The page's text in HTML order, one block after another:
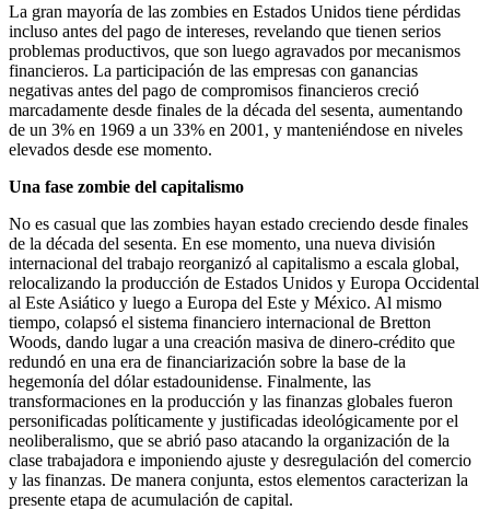
La gran mayoría de las zombies en Estados Unidos tiene pérdidas
incluso antes del pago de intereses, revelando que tienen serios
problemas productivos, que son luego agravados por mecanismos
financieros. La participación de las empresas con ganancias
negativas antes del pago de compromisos financieros creció
marcadamente desde finales de la década del sesenta, aumentando
de un 3% en 1969 a un 33% en 2001, y manteniéndose en niveles
elevados desde ese momento.
Una fase zombie del capitalismo
No es casual que las zombies hayan estado creciendo desde finales
de la década del sesenta. En ese momento, una nueva división
internacional del trabajo reorganizó al capitalismo a escala global,
relocalizando la producción de Estados Unidos y Europa Occidental
al Este Asiático y luego a Europa del Este y México. Al mismo
tiempo, colapsó el sistema financiero internacional de Bretton
Woods, dando lugar a una creación masiva de dinero-crédito que
redundó en una era de financiarización sobre la base de la
hegemonía del dólar estadounidense. Finalmente, las
transformaciones en la producción y las finanzas globales fueron
personificadas políticamente y justificadas ideológicamente por el
neoliberalismo, que se abrió paso atacando la organización de la
clase trabajadora e imponiendo ajuste y desregulación del comercio
y las finanzas. De manera conjunta, estos elementos caracterizan la
presente etapa de acumulación de capital.